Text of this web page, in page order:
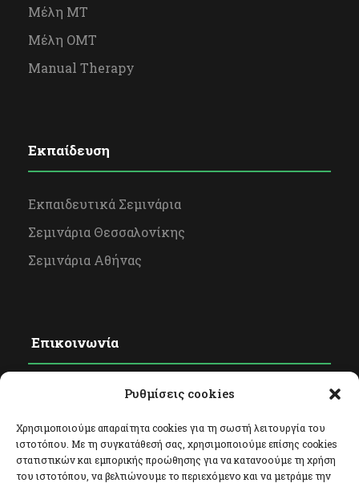
Ρυθμίσεις cookies
Χρησιμοποιούμε απαραίτητα cookies για τη σωστή λειτουργία του
ιστοτόπου. Με τη συγκατάθεσή σας, χρησιμοποιούμε επίσης cookies
στατιστικών και εμπορικής προώθησης για να κατανοούμε τη χρήση
του ιστοτόπου, να βελτιώνουμε το περιεχόμενο και να μετράμε την
Μέλη ΜΤ
Μέλη OΜΤ
Manual Therapy
Εκπαίδευση
Εκπαιδευτικά Σεμινάρια
Σεμινάρια Θεσσαλονίκης
Σεμινάρια Αθήνας
Επικοινωνία
Φόρμα Επικοινωνίας
Facebook
Twitter